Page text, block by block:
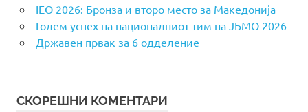
IEO 2026: Бронза и второ место за Македонија
Голем успех на националниот тим на ЈБМО 2026
Државен првак за 6 одделение
СКОРЕШНИ КОМЕНТАРИ